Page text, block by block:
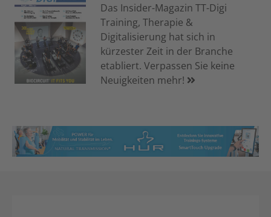
Das Insider-Magazin TT-Digi
Training, Therapie &
Digitalisierung hat sich in
kürzester Zeit in der Branche
etabliert. Verpassen Sie keine
Neuigkeiten mehr!